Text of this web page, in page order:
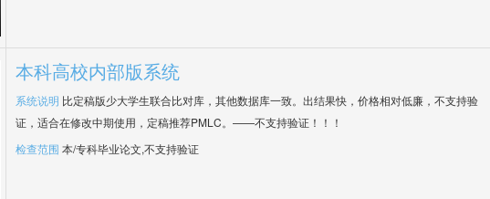
本科高校内部版系统
系统说明 比定稿版少大学生联合比对库，其他数据库一致。出结果快，价格相对低廉，不支持验
证，适合在修改中期使用，定稿推荐PMLC。——不支持验证！！！
检查范围 本/专科毕业论文,不支持验证